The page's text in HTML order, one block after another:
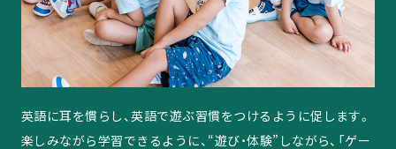
英語に耳を慣らし、英語で遊ぶ習慣をつけるように促します。
楽しみながら学習できるように、“遊び・体験”しながら、「ゲー